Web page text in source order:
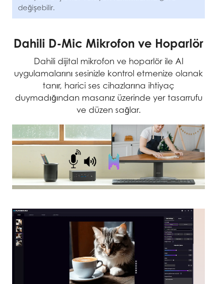
değişebilir.
Dahili D-Mic Mikrofon ve Hoparlör
Dahili dijital mikrofon ve hoparlör ile AI
uygulamalarını sesinizle kontrol etmenize olanak
tanır, harici ses cihazlarına ihtiyaç
duymadığından masanız üzerinde yer tasarrufu
ve düzen sağlar.